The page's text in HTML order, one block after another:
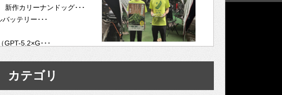
作カリーナンドッグ･･･
ッテリー･･･
GPT-5.2×G･･･
･･･
、”自分が今話し･･･
いを渡す」 TE･･･
カテゴリ